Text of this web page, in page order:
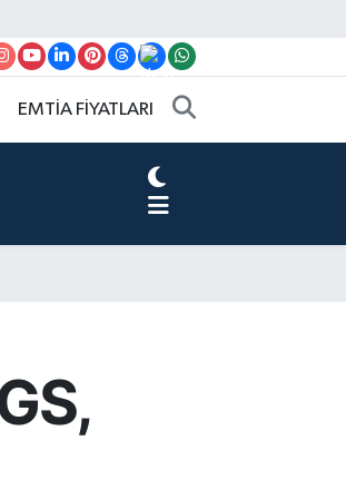
EMTİA FİYATLARI